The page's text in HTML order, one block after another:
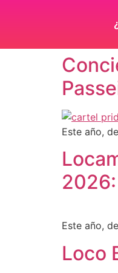
Este año,
Este año,
Loco